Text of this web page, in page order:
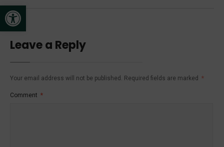
Open toolbar
Leave a Reply
Your email address will not be published. Required fields are marked *
Comment *